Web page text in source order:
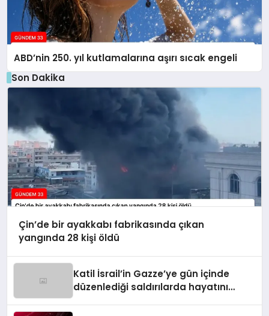
ABD’nin 250. yıl kutlamalarına aşırı sıcak engeli
Son Dakika
Çin’de bir ayakkabı fabrikasında çıkan
yangında 28 kişi öldü
Katil İsrail’in Gazze’ye gün içinde
düzenlediği saldırılarda hayatını